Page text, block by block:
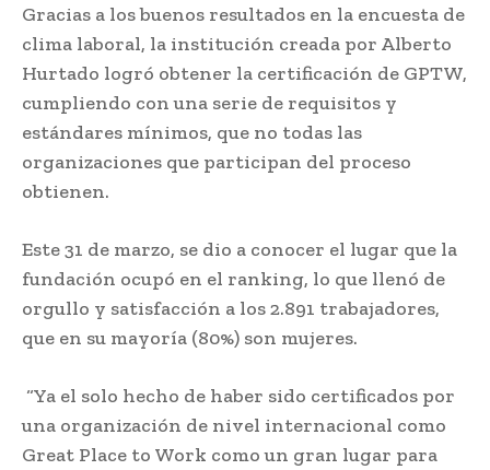
Gracias a los buenos resultados en la encuesta de
clima laboral, la institución creada por Alberto
Hurtado logró obtener la certificación de GPTW,
cumpliendo con una serie de requisitos y
estándares mínimos, que no todas las
organizaciones que participan del proceso
obtienen.
Este 31 de marzo, se dio a conocer el lugar que la
fundación ocupó en el ranking, lo que llenó de
orgullo y satisfacción a los 2.891 trabajadores,
que en su mayoría (80%) son mujeres.
“Ya el solo hecho de haber sido certificados por
una organización de nivel internacional como
Great Place to Work como un gran lugar para